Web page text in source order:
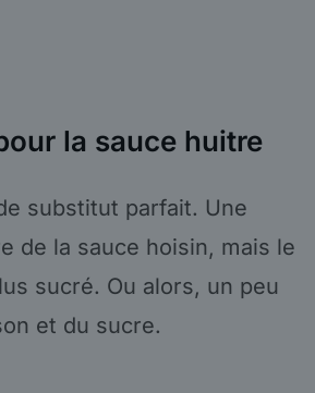
la sauce huitre
substitut parfait. Une
de la sauce hoisin, mais le
sucré. Ou alors, un peu
et du sucre.